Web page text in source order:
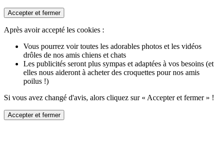
Accepter et fermer
Après avoir accepté les cookies :
Vous pourrez voir toutes les adorables photos et les vidéos
drôles de nos amis chiens et chats
Les publicités seront plus sympas et adaptées à vos besoins (et
elles nous aideront à acheter des croquettes pour nos amis
poilus !)
Si vous avez changé d'avis, alors cliquez sur « Accepter et fermer » !
Accepter et fermer